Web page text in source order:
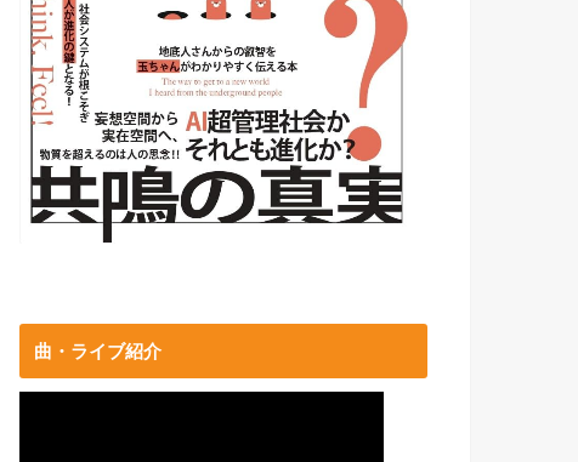
曲・ライブ紹介